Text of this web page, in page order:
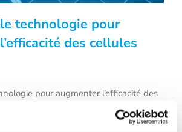
l’efficacité des cellules
technologie pour
des cellules
pour augmenter l’efficacité des
de lecture : 4 min À l’heure où les
et environnementaux sont de plus en